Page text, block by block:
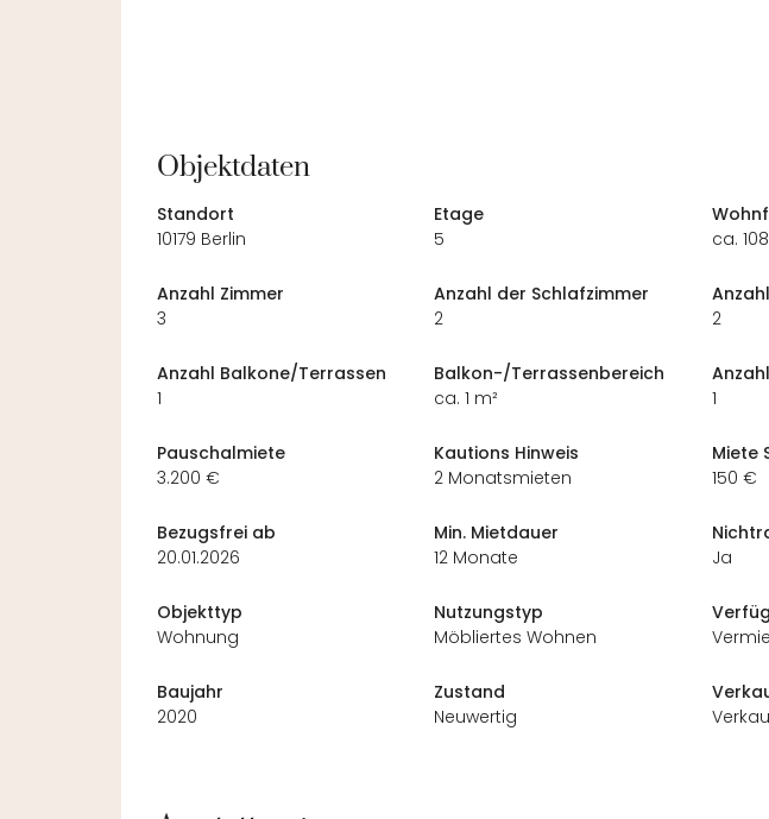
Objektdaten
Standort
10179 Berlin
Etage
5
ca.
Anzahl Zimmer
3
Anzahl der Schlafzimmer
2
2
Anzahl Balkone/Terrassen
1
Balkon-/Terrassenbereich
ca. 1 m²
1
Pauschalmiete
3.200 €
Kautions Hinweis
2 Monatsmieten
Miete
150 €
Bezugsfrei ab
20.01.2026
Min. Mietdauer
12 Monate
Ja
Objekttyp
Wohnung
Nutzungstyp
Möbliertes Wohnen
Baujahr
2020
Zustand
Neuwertig